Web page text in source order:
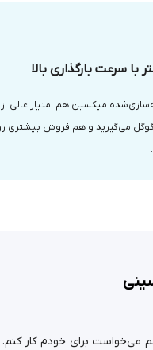
با سرعت بارگذاری بالا
میکسین هم امتیاز عالی از
گوگل می‌گیرید و هم فروش بیشتری
می‌خواست برای خودم کار کنم.